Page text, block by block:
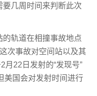
几周时间来判断此次
轨道在相撞事故地点
次事故对空间站以及其
月22日发射的“发现号”
美国会对发射时间进行